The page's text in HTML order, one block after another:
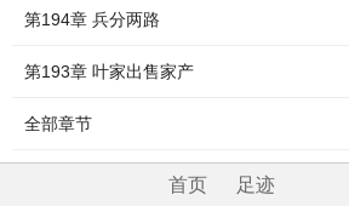
第194章 兵分两路
第193章 叶家出售家产
全部章节
首页 足迹